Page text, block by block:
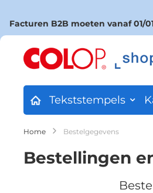
Facturen B2B moeten vanaf 01/
Ga
Tekststempels
Home Bestelgegevens
Bestellingen